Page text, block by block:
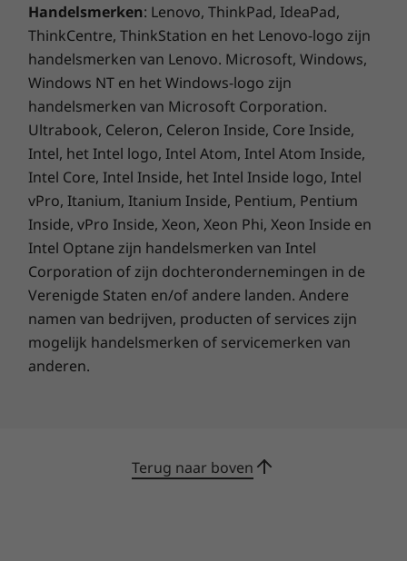
Voedingsadapter van 45 W of 65 W en
Snelstartgids en
Optionele Garaged USI 2.0 Stylus (indien opgenomen in de
configuratie) en
Handelsmerken: Lenovo, ThinkPad, IdeaPad,
ThinkCentre, ThinkStation en het Lenovo-logo zijn
handelsmerken van Lenovo. Microsoft, Windows,
Windows NT en het Windows-logo zijn
handelsmerken van Microsoft Corporation.
Ultrabook, Celeron, Celeron Inside, Core Inside,
Intel, het Intel logo, Intel Atom, Intel Atom Inside,
Intel Core, Intel Inside, het Intel Inside logo, Intel
vPro, Itanium, Itanium Inside, Pentium, Pentium
Inside, vPro Inside, Xeon, Xeon Phi, Xeon Inside en
Intel Optane zijn handelsmerken van Intel
Corporation of zijn dochterondernemingen in de
Verenigde Staten en/of andere landen. Andere
namen van bedrijven, producten of services zijn
mogelijk handelsmerken of servicemerken van
anderen.
Terug naar boven